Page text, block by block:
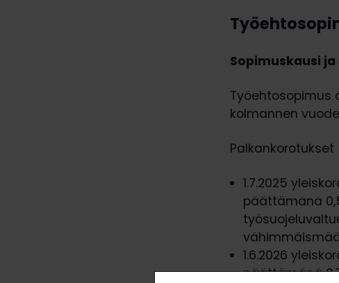
Sopimuskausi
Työehtosopimus
kolmannen
Palkankorotukset
1.7.2025
päättämänä
1.6.2026
päättämänä